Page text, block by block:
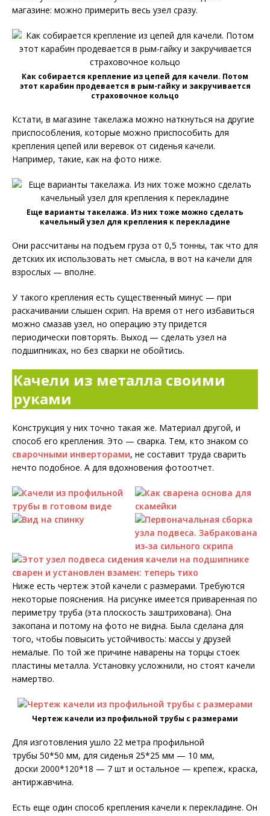
магазине: можно примерить весь узел сразу.
Как собирается крепление из цепей для качели. Потом
этот карабин продевается в рым-гайку и закручивается
страховочное кольцо
Кстати, в магазине такелажа можно наткнуться на другие
приспособления, которые можно приспособить для
крепления цепей или веревок от сиденья качели.
Например, такие, как на фото ниже.
Еще варианты такелажа. Из них тоже можно сделать
качельный узел для крепления к перекладине
Они рассчитаны на подъем груза от 0,5 тонны, так что для
детских их использовать нет смысла, в вот на качели для
взрослых — вполне.
У такого крепления есть существенный минус — при
раскачивании слышен скрип. На время от него избавиться
можно смазав узел, но операцию эту придется
периодически повторять. Выход — сделать узел на
подшипниках, но без сварки не обойтись.
Качели из металла своими
руками
Конструкция у них точно такая же. Материал другой, и
способ его крепления. Это — сварка. Тем, кто знаком со
сварочными инверторами, не составит труда сварить
нечто подобное. А для вдохновения фотоотчет.
Ниже есть чертеж этой качели с размерами. Требуются
некоторые пояснения. На рисунке имеется приваренная по
периметру труба (эта плоскость заштрихована). Она
закопана и потому на фото не видна. Была сделана для
того, чтобы повысить устойчивость: массы у друзей
немалые. По той же причине наварены на торцы стоек
пластины металла. Установку усложнили, но стоят качели
намертво.
Чертеж качели из профильной трубы с размерами
Для изготовления ушло 22 метра профильной
трубы 50*50 мм, для сиденья 25*25 мм — 10 мм,
доски 2000*120*18 — 7 шт и остальное — крепеж, краска,
антиржавчина.
Есть еще один способ крепления качели к перекладине. Он